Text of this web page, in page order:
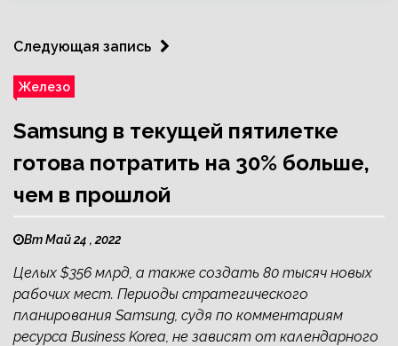
Следующая запись
Железо
Samsung в текущей пятилетке
готова потратить на 30% больше,
чем в прошлой
Вт Май 24 , 2022
Целых $356 млрд, а также создать 80 тысяч новых
рабочих мест. Периоды стратегического
планирования Samsung, судя по комментариям
ресурса Business Korea, не зависят от календарного